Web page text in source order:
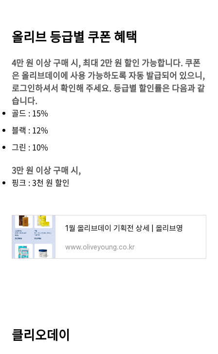
올리브 등급별 쿠폰 혜택
4만 원 이상 구매 시, 최대 2만 원 할인 가능합니다. 쿠폰
은 올리브데이에 사용 가능하도록 자동 발급되어 있으니,
로그인하셔서 확인해 주세요. 등급별 할인률은 다음과 같
습니다.
골드 : 15%
블랙 : 12%
그린 : 10%
3만 원 이상 구매 시,
핑크 : 3천 원 할인
1월 올리브데이 기획전 상세 | 올리브영
www.oliveyoung.co.kr
클리오데이